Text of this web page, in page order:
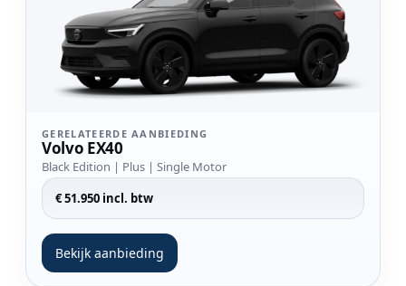
GERELATEERDE AANBIEDING
Volvo EX40
Black Edition | Plus | Single Motor
€ 51.950 incl. btw
Bekijk aanbieding